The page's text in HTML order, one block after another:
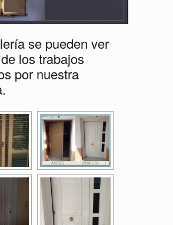
se pueden ver
los trabajos
por nuestra